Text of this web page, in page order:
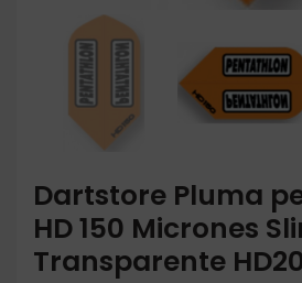
Dartstore Pluma
HD 150 Micrones
Transparente